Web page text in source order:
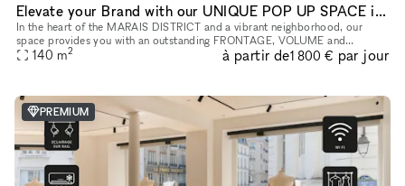
Elevate your Brand with our UNIQUE POP UP SPACE in PARIS Marais
In the heart of the MARAIS DISTRICT and a vibrant neighborhood, our
space provides you with an outstanding FRONTAGE, VOLUME and
ARCHITECTURE. The location is very interesting as it is on a real sho
140 m2 à partir de1 800 € par jour
PREMIUM